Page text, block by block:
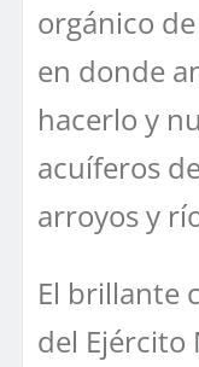
orgánico
en donde
hacerlo y
acuíferos
arroyos y
El brillante
del Ejército